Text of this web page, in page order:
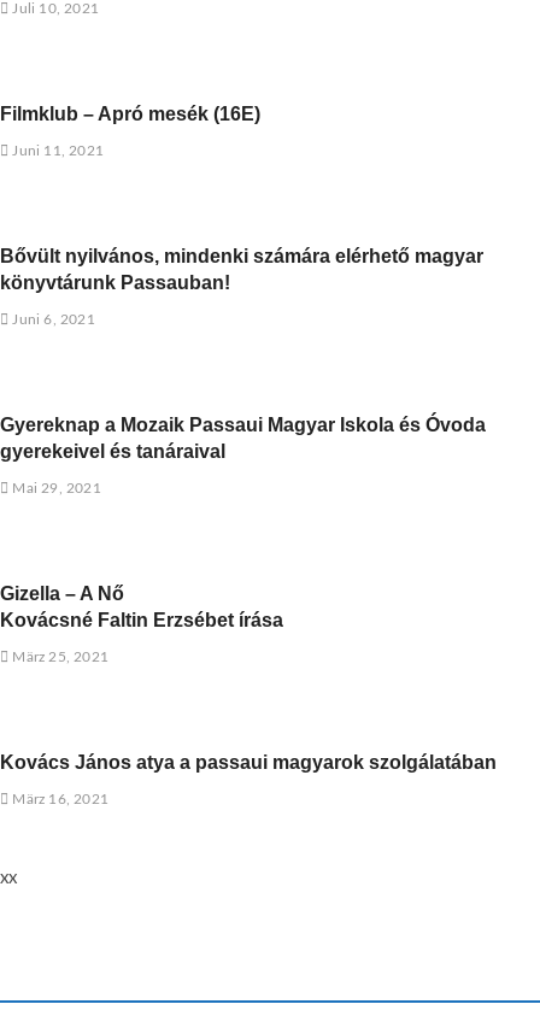
Juli 10, 2021
Filmklub – Apró mesék (16E)
Juni 11, 2021
Bővült nyilvános, mindenki számára elérhető magyar
könyvtárunk Passauban!
Juni 6, 2021
Gyereknap a Mozaik Passaui Magyar Iskola és Óvoda
gyerekeivel és tanáraival
Mai 29, 2021
Gizella – A Nő
Kovácsné Faltin Erzsébet írása
März 25, 2021
Kovács János atya a passaui magyarok szolgálatában
März 16, 2021
xx